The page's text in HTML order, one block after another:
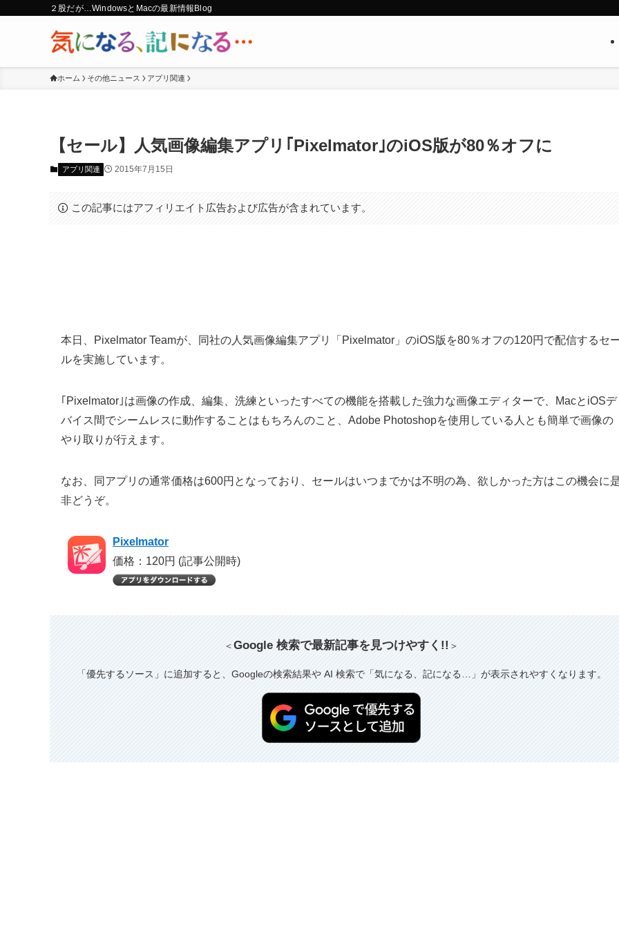
２股だが…WindowsとMacの最新情報Blog
ホーム その他ニュース アプリ関連
【セール】人気画像編集アプリ｢Pixelmator｣のiOS版が80％オフに
アプリ関連 2015年7月15日
この記事にはアフィリエイト広告および広告が含まれています。
本日、Pixelmator Teamが、同社の人気画像編集アプリ「Pixelmator」のiOS版を80％オフの120円で配信するセ
ルを実施しています。
｢Pixelmator｣は画像の作成、編集、洗練といったすべての機能を搭載した強力な画像エディターで、MacとiOSデ
バイス間でシームレスに動作することはもちろんのこと、Adobe Photoshopを使用している人とも簡単で画像の
やり取りが行えます。
なお、同アプリの通常価格は600円となっており、セールはいつまでかは不明の為、欲しかった方はこの機会に
非どうぞ。
Pixelmator
価格：120円 (記事公開時)
＜Google 検索で最新記事を見つけやすく!! ＞
「優先するソース」に追加すると、Googleの検索結果や AI 検索で「気になる、記になる…」が表示されやすくなります。